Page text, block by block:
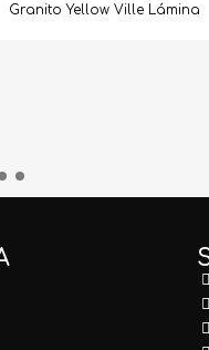
Granito Yellow Ville Lámina